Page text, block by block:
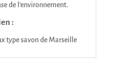
de l’environnement.
:
type savon de Marseille